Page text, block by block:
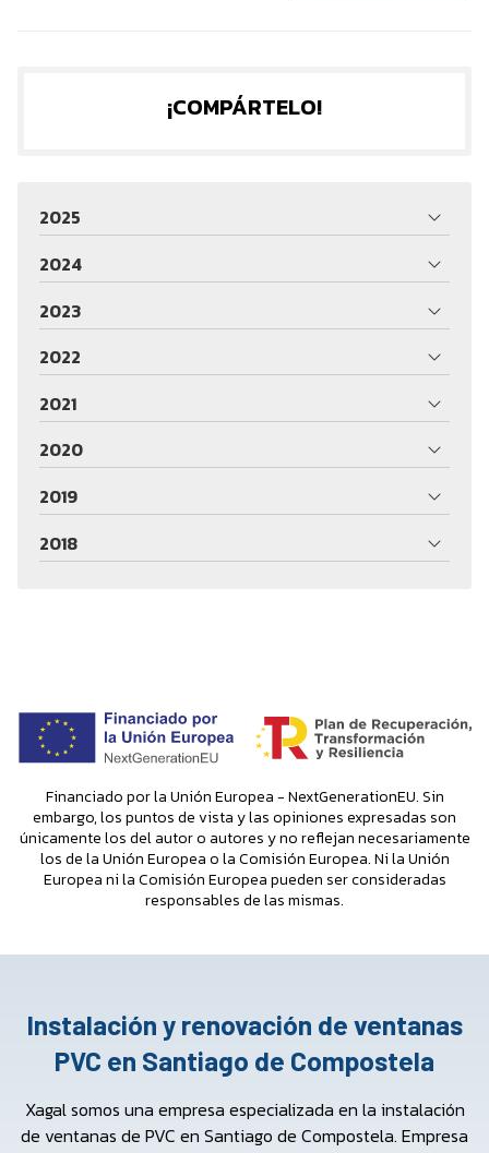
¡COMPÁRTELO!
2025
2024
2023
2022
2021
2020
2019
2018
Financiado por la Unión Europea - NextGenerationEU. Sin
embargo, los puntos de vista y las opiniones expresadas son
únicamente los del autor o autores y no reflejan necesariamente
los de la Unión Europea o la Comisión Europea. Ni la Unión
Europea ni la Comisión Europea pueden ser consideradas
responsables de las mismas.
Instalación y renovación de ventanas
PVC en Santiago de Compostela
Xagal somos una empresa especializada en la instalación
de ventanas de PVC en Santiago de Compostela. Empresa